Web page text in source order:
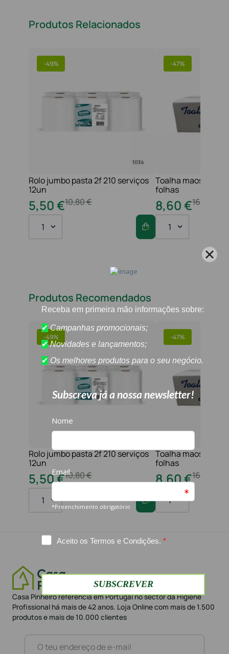
Produtos Relacionados
-49%
Rolo jumbo pasta 2f 210 serviços
12un
10,80€
5,50€
1
-47%
Toalha maos 2f
folhas
16
8,60€
1
Produtos Recomendados
-49%
Rolo jumbo pasta 2f 210 serviços
12un
10,80€
5,50€
1
-47%
Toalha maos 2f
folhas
16
8,60€
1
Casa Pinheiro referência em Portugal no sector da Higiene
Profissional há mais de 42 anos. Loja Online com mais de 1.500
produtos e mais de 10.000 clientes